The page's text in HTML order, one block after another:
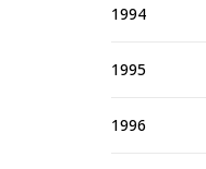
1994
1995
1996